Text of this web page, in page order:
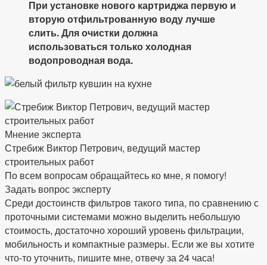
При установке нового картриджа первую и
вторую отфильтрованную воду лучше
слить. Для очистки должна
использоваться только холодная
водопроводная вода.
Мнение эксперта
Стребиж Виктор Петрович, ведущий мастер
строительных работ
По всем вопросам обращайтесь ко мне, я помогу!
Задать вопрос эксперту
Среди достоинств фильтров такого типа, по сравнению с
проточными системами можно выделить небольшую
стоимость, достаточно хороший уровень фильтрации,
мобильность и компактные размеры. Если же вы хотите
что-то уточнить, пишите мне, отвечу за 24 часа!